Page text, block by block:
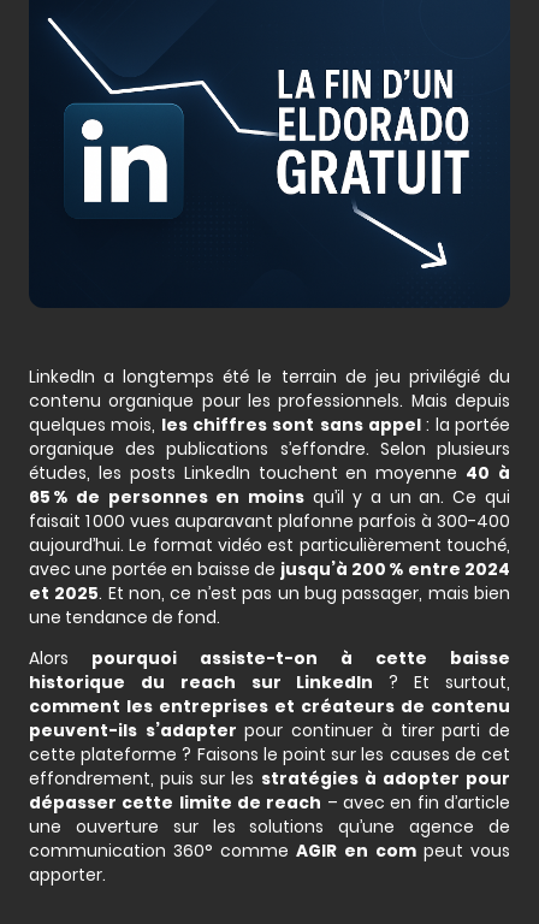
LinkedIn a longtemps été le terrain de jeu privilégié du
contenu organique pour les professionnels. Mais depuis
quelques mois, les chiffres sont sans appel : la portée
organique des publications s’effondre. Selon plusieurs
études, les posts LinkedIn touchent en moyenne 40 à
65 % de personnes en moins qu’il y a un an. Ce qui
faisait 1 000 vues auparavant plafonne parfois à 300-400
aujourd’hui. Le format vidéo est particulièrement touché,
avec une portée en baisse de jusqu’à 200 % entre 2024
et 2025. Et non, ce n’est pas un bug passager, mais bien
une tendance de fond.
Alors pourquoi assiste-t-on à cette baisse
historique du reach sur LinkedIn ? Et surtout,
comment les entreprises et créateurs de contenu
peuvent-ils s’adapter pour continuer à tirer parti de
cette plateforme ? Faisons le point sur les causes de cet
effondrement, puis sur les stratégies à adopter pour
dépasser cette limite de reach – avec en fin d’article
une ouverture sur les solutions qu’une agence de
communication 360° comme AGIR en com peut vous
apporter.